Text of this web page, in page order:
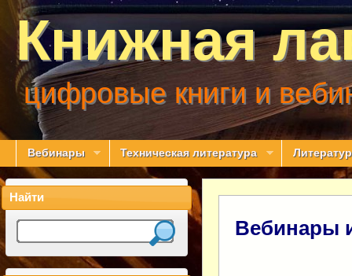
Книжная
цифровые книги и
Вебинары Техническая литература
Вебинары
Найти